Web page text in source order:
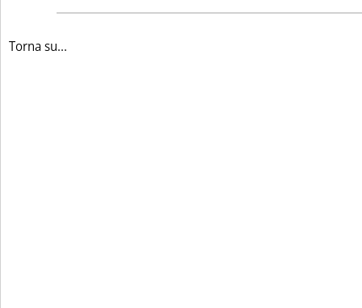
Torna su...